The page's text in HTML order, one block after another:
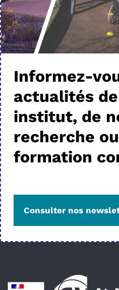
Informez-
actualités
institut, de
recherche
formation
Consulter nos
Pied de page